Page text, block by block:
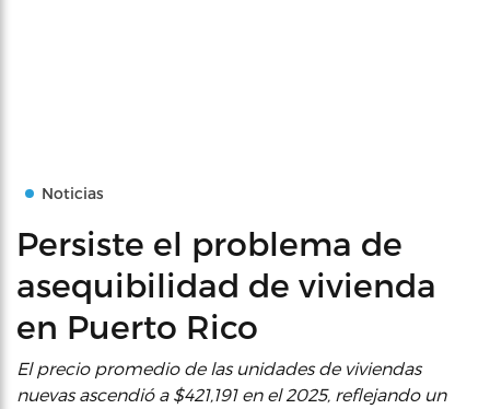
Noticias
Persiste el problema de
asequibilidad de vivienda
en Puerto Rico
El precio promedio de las unidades de viviendas
nuevas ascendió a $421,191 en el 2025, reflejando un